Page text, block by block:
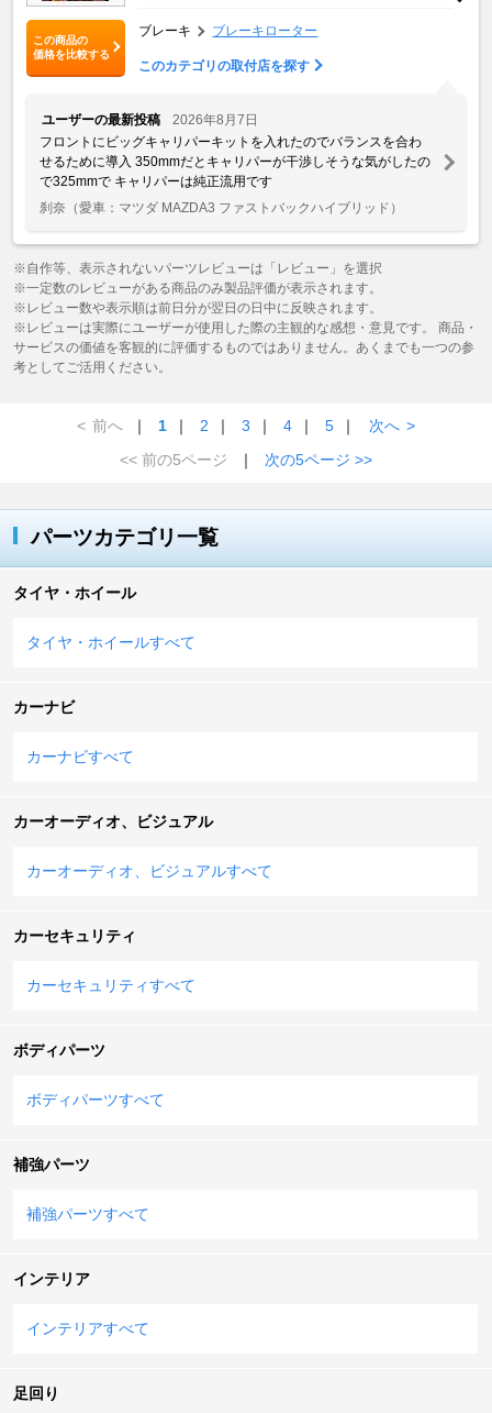
この商品の
価格を比較する
ブレーキ ブレーキローター
このカテゴリの取付店を探す
ユーザーの最新投稿
2026年8月7日
フロントにビッグキャリパーキットを入れたのでバランスを合わ
せるために導入 350mmだとキャリパーが干渉しそうな気がしたの
で325mmで キャリパーは純正流用です
刹奈 （愛車：マツダ MAZDA3 ファストバックハイブリッド）
※自作等、表示されないパーツレビューは「レビュー」を選択
※一定数のレビューがある商品のみ製品評価が表示されます。
※レビュー数や表示順は前日分が翌日の日中に反映されます。
※レビューは実際にユーザーが使用した際の主観的な感想・意見です。 商品・
サービスの価値を客観的に評価するものではありません。あくまでも一つの参
考としてご活用ください。
< 前へ ｜ 1 ｜ 2 ｜ 3 ｜ 4 ｜ 5 ｜ 次へ >
<< 前の5ページ
｜ 次の5ページ >>
パーツカテゴリ一覧
タイヤ・ホイール
タイヤ・ホイールすべて
カーナビ
カーナビすべて
カーオーディオ、ビジュアル
カーオーディオ、ビジュアルすべて
カーセキュリティ
カーセキュリティすべて
ボディパーツ
ボディパーツすべて
補強パーツ
補強パーツすべて
インテリア
インテリアすべて
足回り